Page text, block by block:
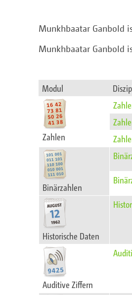
Munkhbaatar Ganbold
Munkhbaatar Ganbold
Modul
Zahlen
Binärzahlen
Historische Daten
Auditive Ziffern